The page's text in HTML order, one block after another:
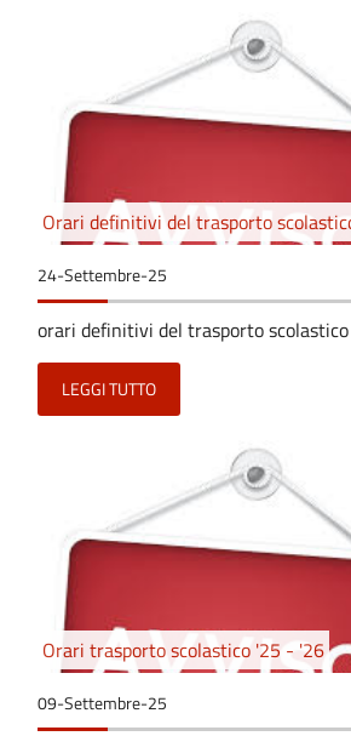
Orari definitivi del trasporto
24-Settembre-25
orari definitivi del trasporto
LEGGI TUTTO
Orari trasporto scolastico '25 - '26
09-Settembre-25